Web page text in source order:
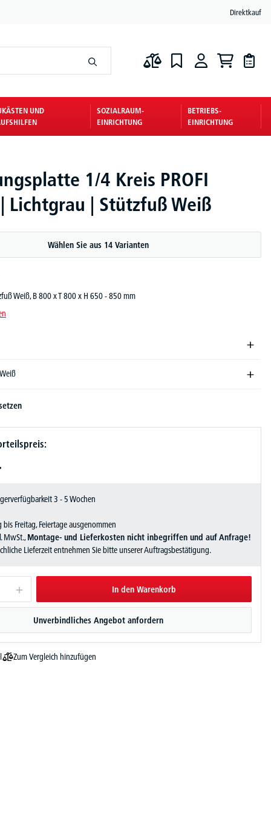
Direktkauf
UND
SOZIALRAUM-
EINRICHTUNG
BETRIEBS-
EINRICHTUNG
1/4 Kreis PROFI
Lichtgrau | Stützfuß Weiß
Wählen Sie aus 14 Varianten
Weiß, B 800 x T 800 x H 650 - 850 mm
3 - 5 Wochen
Freitag, Feiertage ausgenommen
MwSt.,Montage- und Lieferkosten nicht inbegriffen und auf Anfrage!
Lieferzeit entnehmen Sie bitte unserer Auftragsbestätigung.
In den Warenkorb
Unverbindliches Angebot anfordern
Zum Vergleich hinzufügen